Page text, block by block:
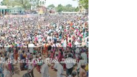
திறக்கப்படும் நீரின் அளவு